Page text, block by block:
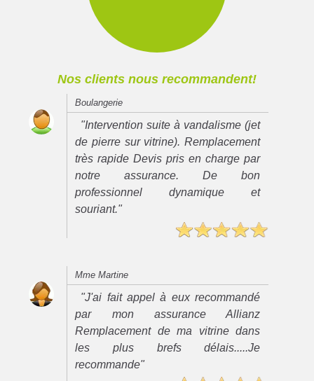
Nos clients nous recommandent!
Boulangerie
"Intervention suite à vandalisme (jet
de pierre sur vitrine). Remplacement
très rapide Devis pris en charge par
notre assurance. De bon
professionnel dynamique et
souriant."
Mme Martine
"J'ai fait appel à eux recommandé
par mon assurance Allianz
Remplacement de ma vitrine dans
les plus brefs délais.....Je
recommande"